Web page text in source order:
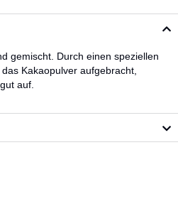
gemischt. Durch einen speziellen
Kakaopulver aufgebracht,
auf.